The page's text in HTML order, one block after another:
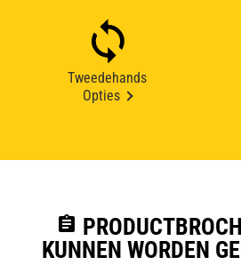
Tweedehands
Opties
assignment
KUNNEN WORDEN